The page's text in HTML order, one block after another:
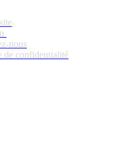
nous
de confidentialité